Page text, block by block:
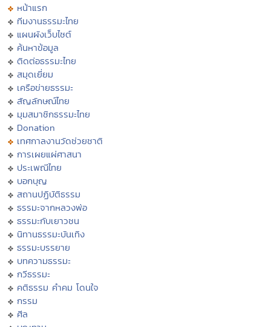
หน้าแรก
ทีมงานธรรมะไทย
แผนผังเว็บไซต์
ค้นหาข้อมูล
ติดต่อธรรมะไทย
สมุดเยี่ยม
เครือข่ายธรรมะ
สัญลักษณ์ไทย
มุมสมาชิกธรรมะไทย
Donation
เทศกาลงานวัดช่วยชาติ
การเผยแผ่ศาสนา
ประเพณีไทย
บอกบุญ
สถานปฏิบัติธรรม
ธรรมะจากหลวงพ่อ
ธรรมะกับเยาวชน
นิทานธรรมะบันเทิง
ธรรมะบรรยาย
บทความธรรมะ
กวีธรรมะ
คติธรรม คำคม โดนใจ
กรรม
ศีล